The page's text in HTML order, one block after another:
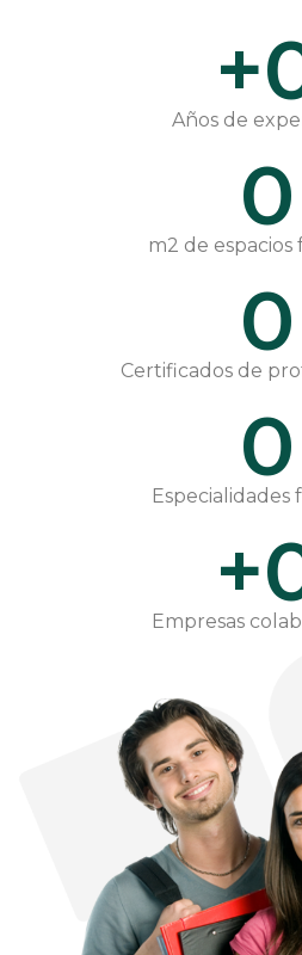
+
Años de
0
m2 de espacios
0
Certificados de
0
Especialidades
+
Empresas